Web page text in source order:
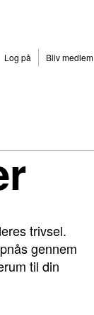
Log på Bliv medlem
trivsel.
gennem
til din